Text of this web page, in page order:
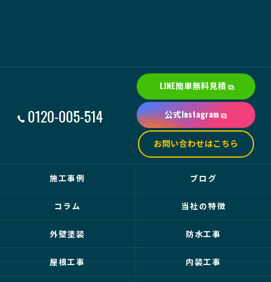
0120-005-514
LINE簡単無料見積
公式Instagram
お問い合わせはこちら
施工事例 ブログ
コラム 当社の特徴
外壁塗装 防水工事
屋根工事 内装工事